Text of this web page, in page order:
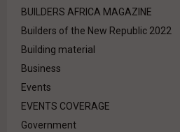
BUILDERS AFRICA MAGAZINE
Builders of the New Republic 2022
Building material
Business
Events
EVENTS COVERAGE
Government